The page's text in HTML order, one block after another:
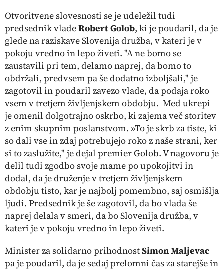
Otvoritvene slovesnosti se je udeležil tudi
predsednik vladeRobert Golob, ki je poudaril, da je
glede na raziskave Slovenija družba, v kateri je v
pokoju vredno in lepo živeti. "A ne bomo se
zaustavili pri tem, delamo naprej, da bomo to
obdržali, predvsem pa še dodatno izboljšali," je
zagotovil in poudaril zavezo vlade, da podaja roko
vsem v tretjem življenjskem obdobju. Med ukrepi
je omenil dolgotrajno oskrbo, ki zajema več storitev
z enim skupnim poslanstvom. »To je skrb za tiste, ki
so dali vse in zdaj potrebujejo roko z naše strani, ker
si to zaslužite," je dejal premier Golob. V nagovoru je
delil tudi zgodbo svoje mame po upokojitvi in
dodal, da je druženje v tretjem življenjskem
obdobju tisto, kar je najbolj pomembno, saj osmišlja
ljudi. Predsednik je še zagotovil, da bo vlada še
naprej delala v smeri, da bo Slovenija družba, v
kateri je v pokoju vredno in lepo živeti.
Minister za solidarno prihodnostSimon Maljevac
pa je poudaril, da je sedaj prelomni čas za starejše in